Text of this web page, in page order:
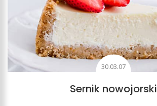
30.03.07
Sernik nowojorski